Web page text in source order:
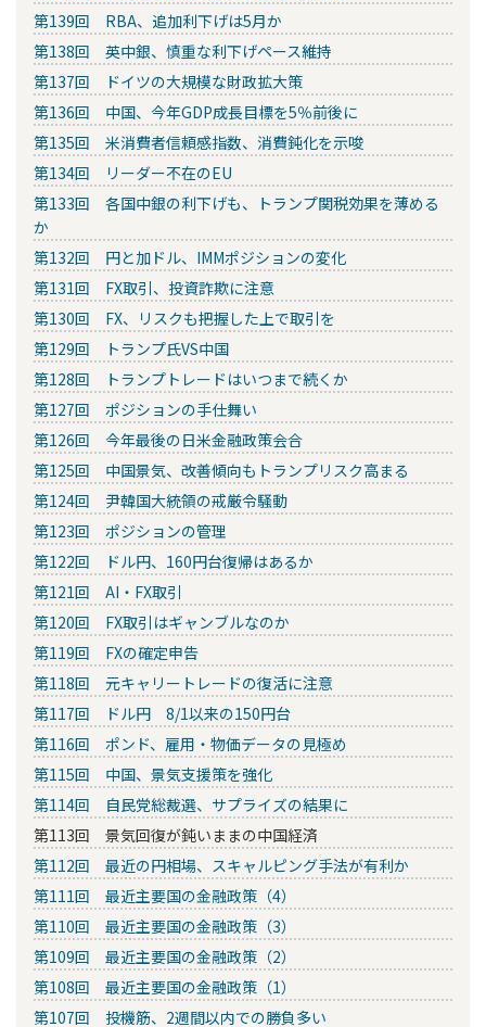
第139回 RBA、追加利下げは5月か
第138回 英中銀、慎重な利下げペース維持
第137回 ドイツの大規模な財政拡大策
第136回 中国、今年GDP成長目標を5％前後に
第135回 米消費者信頼感指数、消費鈍化を示唆
第134回 リーダー不在のEU
第133回 各国中銀の利下げも、トランプ関税効果を薄める
か
第132回 円と加ドル、IMMポジションの変化
第131回 FX取引、投資詐欺に注意
第130回 FX、リスクも把握した上で取引を
第129回 トランプ氏VS中国
第128回 トランプトレードはいつまで続くか
第127回 ポジションの手仕舞い
第126回 今年最後の日米金融政策会合
第125回 中国景気、改善傾向もトランプリスク高まる
第124回 尹韓国大統領の戒厳令騒動
第123回 ポジションの管理
第122回 ドル円、160円台復帰はあるか
第121回 AI・FX取引
第120回 FX取引はギャンブルなのか
第119回 FXの確定申告
第118回 元キャリートレードの復活に注意
第117回 ドル円 8/1以来の150円台
第116回 ポンド、雇用・物価データの見極め
第115回 中国、景気支援策を強化
第114回 自民党総裁選、サプライズの結果に
第113回 景気回復が鈍いままの中国経済
第112回 最近の円相場、スキャルピング手法が有利か
第111回 最近主要国の金融政策（4）
第110回 最近主要国の金融政策（3）
第109回 最近主要国の金融政策（2）
第108回 最近主要国の金融政策（1）
第107回 投機筋、2週間以内での勝負多い